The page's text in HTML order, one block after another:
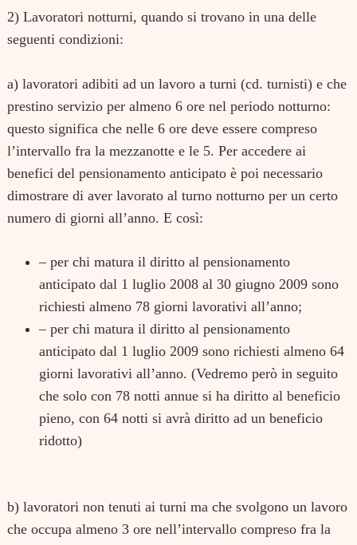
2) Lavoratori notturni, quando si trovano in una delle
seguenti condizioni:
a) lavoratori adibiti ad un lavoro a turni (cd. turnisti) e che
prestino servizio per almeno 6 ore nel periodo notturno:
questo significa che nelle 6 ore deve essere compreso
l’intervallo fra la mezzanotte e le 5. Per accedere ai
benefici del pensionamento anticipato è poi necessario
dimostrare di aver lavorato al turno notturno per un certo
numero di giorni all’anno. E così:
– per chi matura il diritto al pensionamento
anticipato dal 1 luglio 2008 al 30 giugno 2009 sono
richiesti almeno 78 giorni lavorativi all’anno;
– per chi matura il diritto al pensionamento
anticipato dal 1 luglio 2009 sono richiesti almeno 64
giorni lavorativi all’anno. (Vedremo però in seguito
che solo con 78 notti annue si ha diritto al beneficio
pieno, con 64 notti si avrà diritto ad un beneficio
ridotto)
b) lavoratori non tenuti ai turni ma che svolgono un lavoro
che occupa almeno 3 ore nell’intervallo compreso fra la